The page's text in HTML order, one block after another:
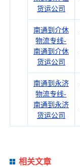
货运公司
南通到介休
物流专线-
南通到介休
货运公司
南通到永济
物流专线-
南通到永济
货运公司
相关文章